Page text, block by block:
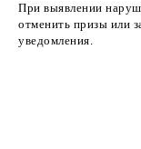
При выявлении
отменить призы или
уведомления.
Сертификаты
О бренде